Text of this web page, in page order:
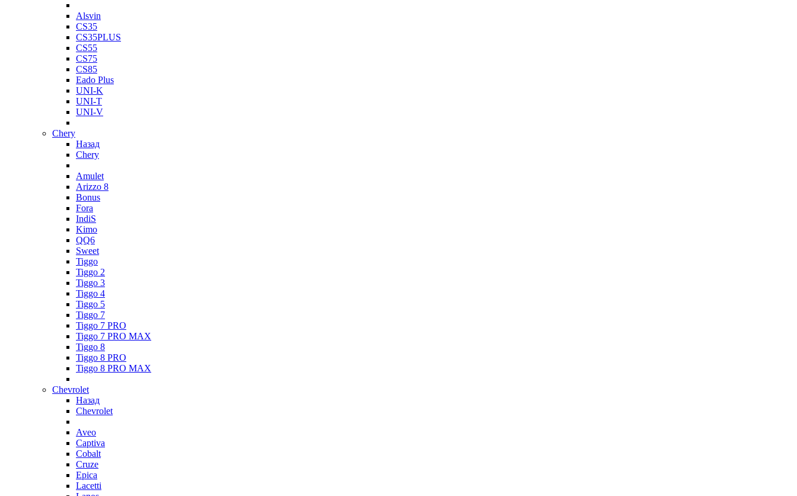
Alsvin
CS35
CS35PLUS
CS55
CS75
CS85
Eado Plus
UNI-K
UNI-T
UNI-V
Chery
Назад
Chery
Amulet
Arizzo 8
Bonus
Fora
IndiS
Kimo
QQ6
Sweet
Tiggo
Tiggo 2
Tiggo 3
Tiggo 4
Tiggo 5
Tiggo 7
Tiggo 7 PRO
Tiggo 7 PRO MAX
Tiggo 8
Tiggo 8 PRO
Tiggo 8 PRO MAX
Chevrolet
Назад
Chevrolet
Aveo
Captiva
Cobalt
Cruze
Epica
Lacetti